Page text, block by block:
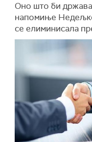
Оно што би држава
напомиње
се елиминисала